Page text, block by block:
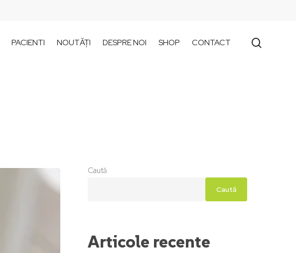
PACIENTI NOUTĂȚI DESPRE NOI SHOP CONTACT
Caută
Caută
Articole recente